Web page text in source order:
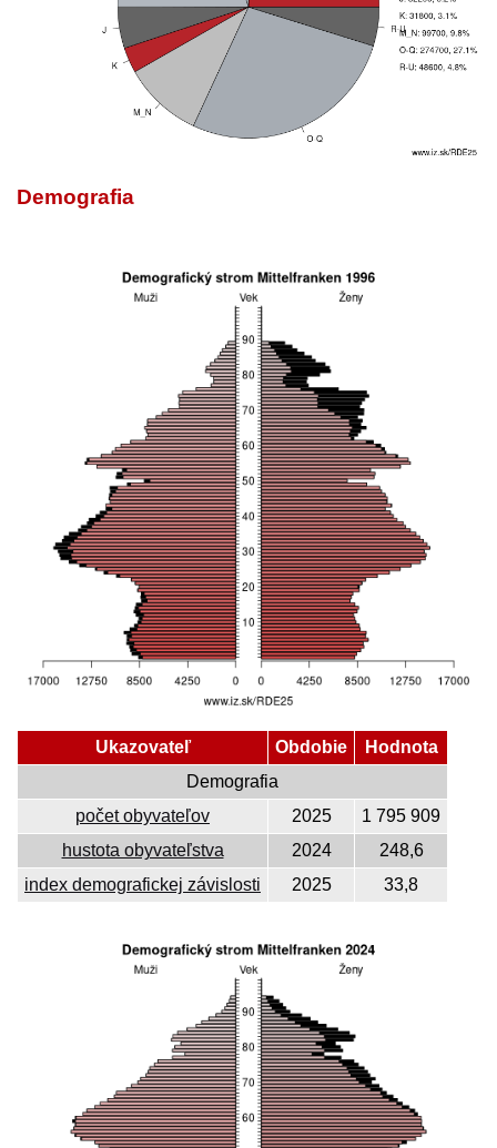
Demografia
Ukazovateľ Obdobie
Hodnota
Demografia
počet obyvateľov
2025
1 795 909
hustota obyvateľstva
2024
248,6
index demografickej závislosti
2025 33,8